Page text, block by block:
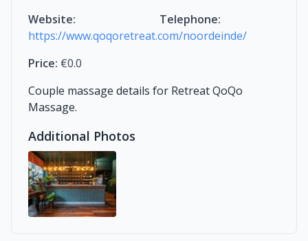
Website:
https://www.qoqoretreat.com/noordeinde/
Telephone:
Price: €0.0
Couple massage details for Retreat QoQo
Massage.
Additional Photos